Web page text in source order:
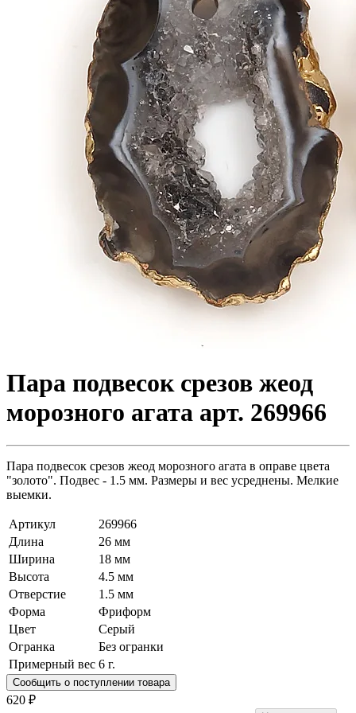
Пара подвесок срезов жеод
морозного агата арт. 269966
Пара подвесок срезов жеод морозного агата в оправе цвета
"золото". Подвес - 1.5 мм. Размеры и вес усреднены. Мелкие
выемки.
Артикул
269966
Длина
26 мм
Ширина
18 мм
Высота
4.5 мм
Отверстие
1.5 мм
Форма
Фриформ
Цвет
Серый
Огранка
Без огранки
Примерный вес 6 г.
Сообщить о поступлении товара
620 ₽